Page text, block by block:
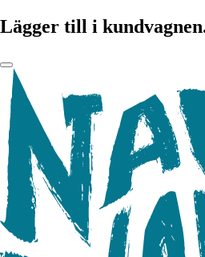
Lägger till i